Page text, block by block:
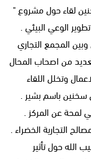
لقاء حول مشروع "
الوعي البيئي .
المجمع التجاري
من اصحاب المحال
وتخلل اللقاء
سخنين باسم بشير .
لمحة عن المركز .
التجارية الخضراء .
الله حول تأثير